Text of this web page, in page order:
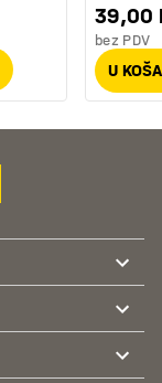
39,00
bez PDV
U